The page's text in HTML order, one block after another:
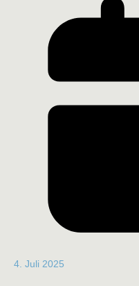
4. Juli 2025